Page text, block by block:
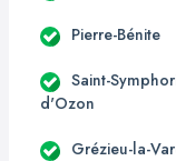
Pierre-Bénite
Saint-
d'Ozon
Grézieu-la-